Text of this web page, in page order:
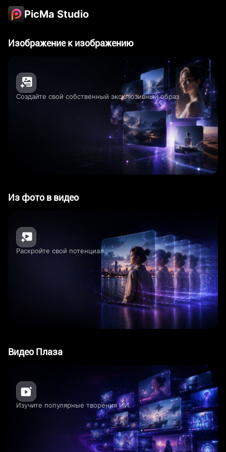
PicMa Studio
Изображение к изображению
Создайте свой собственный эксклюзивный образ
Из фото в видео
Раскройте свой потенциал.
Видео Плаза
Изучите популярные творения ИИ.